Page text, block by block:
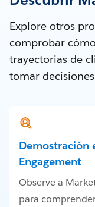
Explore otros
comprobar
trayectorias de
tomar
Demostración
Engagement
Observe a
para